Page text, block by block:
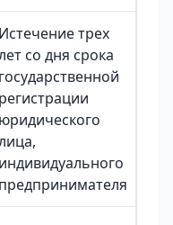
Истечение трех
со дня срока
государственной
регистрации
юридического
индивидуального
предпринимателя